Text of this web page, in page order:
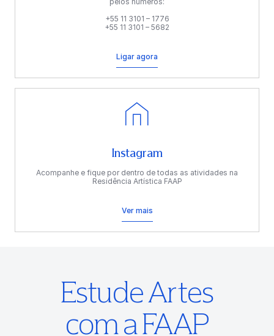
+55 11 3101 – 1776
+55 11 3101 – 5682
Ligar agora
Instagram
Acompanhe e fique por dentro de todas as atividades na
Residência Artística FAAP
Ver mais
Estude Artes
com a FAAP